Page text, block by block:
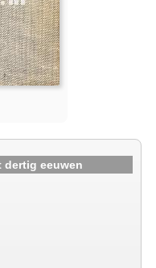
dertig eeuwen